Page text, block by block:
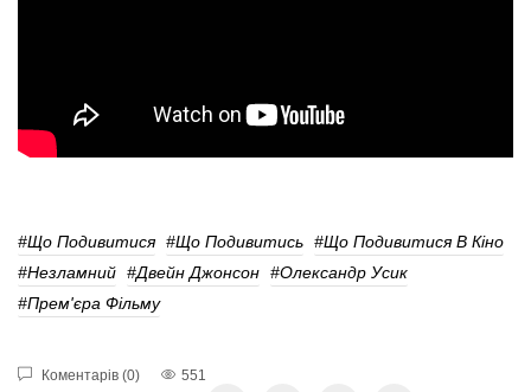
#Що Подивитися #Що Подивитись #Що Подивитися В Кіно
#Незламний #Двейн Джонсон #Олександр Усик
#Прем'єра Фільму
Коментарів (0) 551